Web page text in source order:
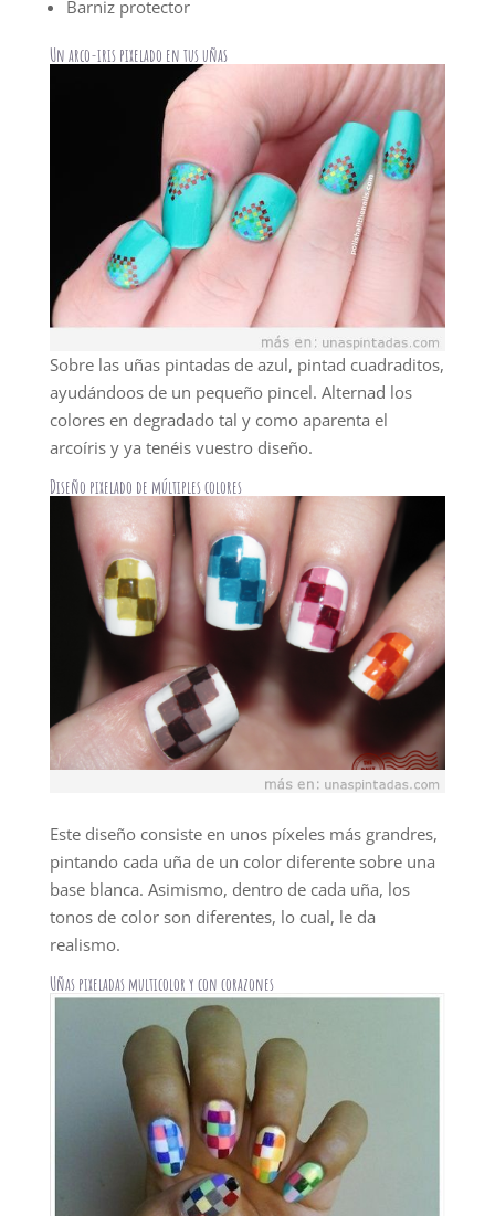
Barniz protector
Un arco-iris pixelado en tus uñas
Sobre las uñas pintadas de azul, pintad cuadraditos,
ayudándoos de un pequeño pincel. Alternad los
colores en degradado tal y como aparenta el
arcoíris y ya tenéis vuestro diseño.
Diseño pixelado de múltiples colores
Este diseño consiste en unos píxeles más grandres,
pintando cada uña de un color diferente sobre una
base blanca. Asimismo, dentro de cada uña, los
tonos de color son diferentes, lo cual, le da
realismo.
Uñas pixeladas multicolor y con corazones